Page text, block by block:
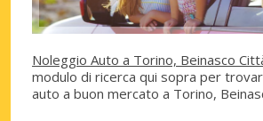
Noleggio Auto a Torino, Beinasco
modulo di ricerca qui sopra per
auto a buon mercato a Torino,